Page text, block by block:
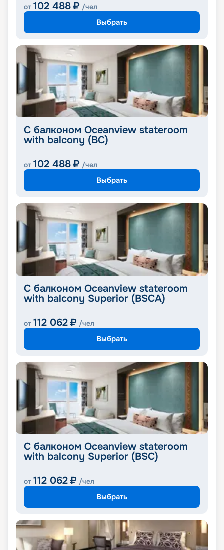
от 102 488 ₽ /чел
Выбрать
С балконом Oceanview stateroom
with balcony (BC)
от 102 488 ₽ /чел
Выбрать
С балконом Oceanview stateroom
with balcony Superior (BSCA)
от 112 062 ₽ /чел
Выбрать
С балконом Oceanview stateroom
with balcony Superior (BSC)
от 112 062 ₽ /чел
Выбрать